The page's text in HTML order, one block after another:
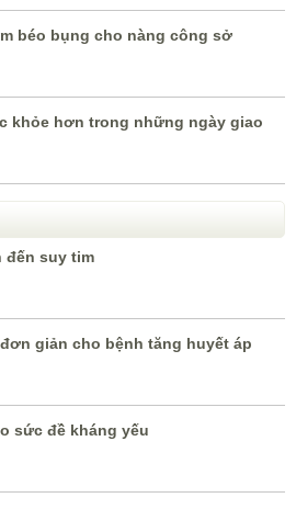
béo bụng cho nàng công sở
khỏe hơn trong những ngày giao
đến suy tim
giản cho bệnh tăng huyết áp
sức đề kháng yếu